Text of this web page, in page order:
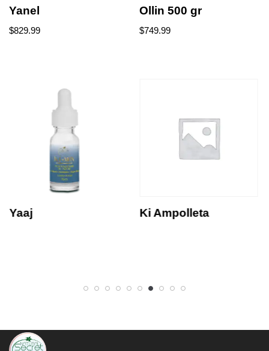
Yanel
$829.99
Ollin 500 gr
$749.99
Yaaj Ki Ampolleta